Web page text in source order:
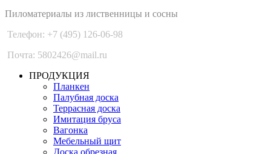
Пиломатериалы из лиственницы и сосны
Телефон: +7 (495) 126-06-98
Почта: 5802426@mail.ru
ПРОДУКЦИЯ
Планкен
Палубная доска
Террасная доска
Имитация бруса
Вагонка
Мебельный щит